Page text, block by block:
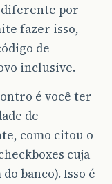
diferente por
fazer isso,
de
inclusive.
é você ter
de
como citou o
cuja
banco). Isso é